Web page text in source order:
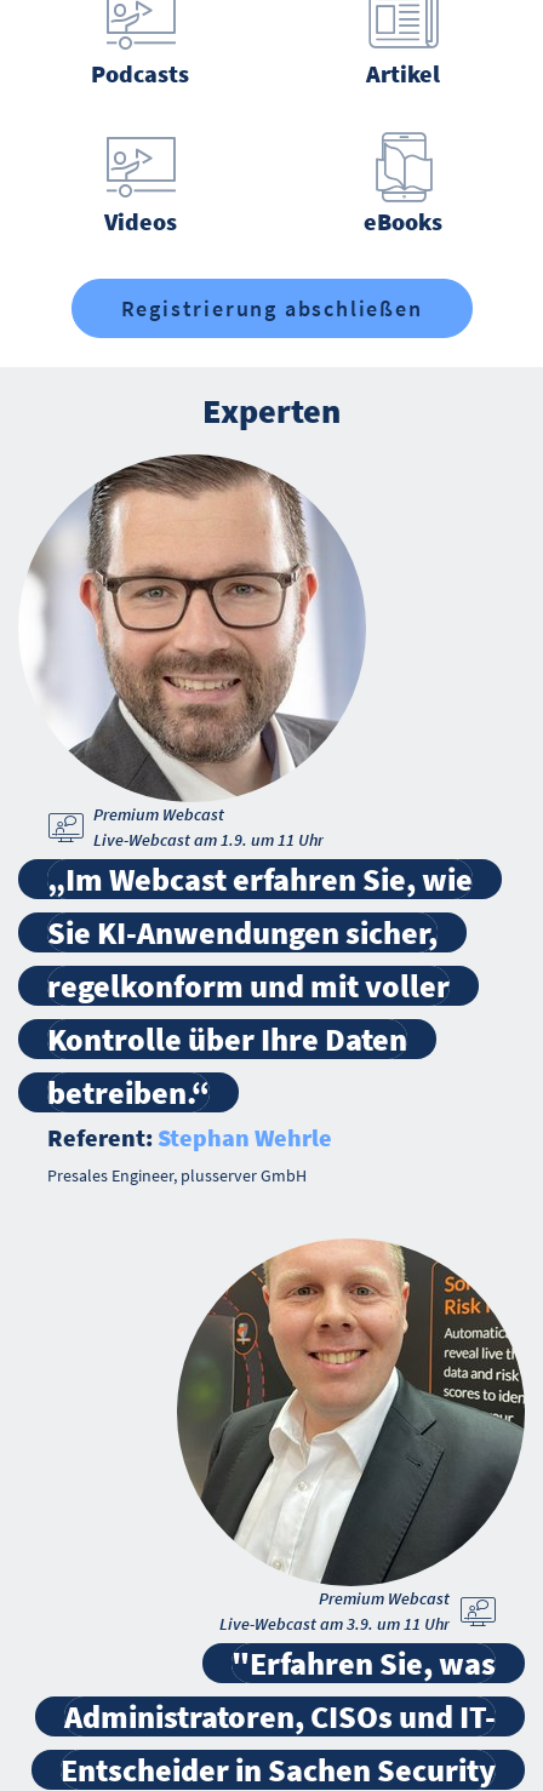
Podcasts Artikel
Videos eBooks
Registrierung abschließen
Experten
Premium Webcast
Live-Webcast am 1.9. um 11 Uhr
„Im Webcast erfahren Sie, wie
Sie KI-Anwendungen sicher,
regelkonform und mit voller
Kontrolle über Ihre Daten
betreiben.“
Referent: Stephan Wehrle
Presales Engineer, plusserver GmbH
Premium Webcast
Live-Webcast am 3.9. um 11 Uhr
"Erfahren Sie, was
Administratoren, CISOs und IT-
Entscheider in Sachen Security